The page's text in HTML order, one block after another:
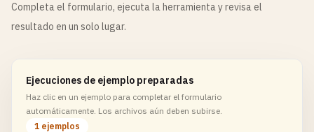
Completa el formulario, ejecuta la herramienta y revisa el
resultado en un solo lugar.
Ejecuciones de ejemplo preparadas
Haz clic en un ejemplo para completar el formulario
automáticamente. Los archivos aún deben subirse.
1 ejemplos